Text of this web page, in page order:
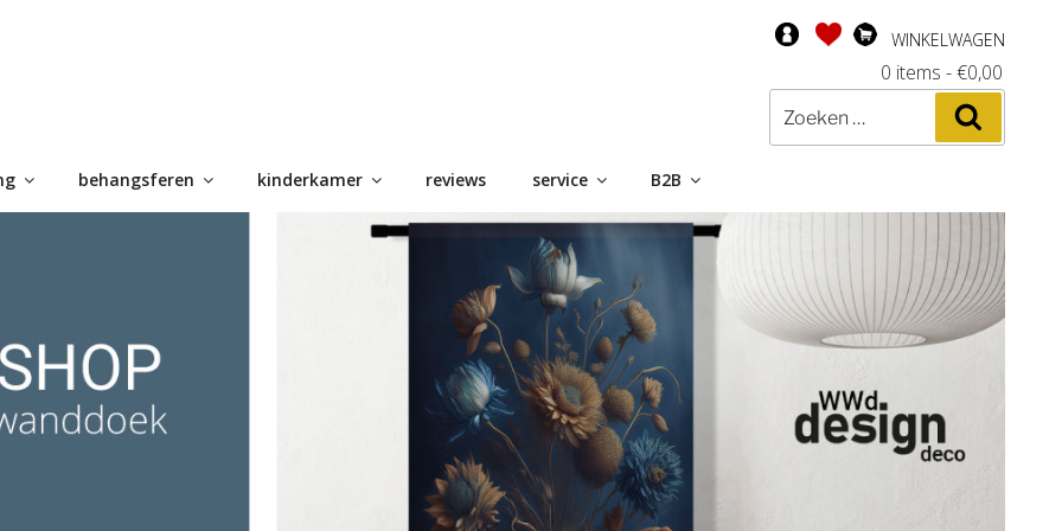
WINKELWAGEN
-€0,00
0 items
Zoeken
naar:
behangsferen kinderkamer reviews service B2B